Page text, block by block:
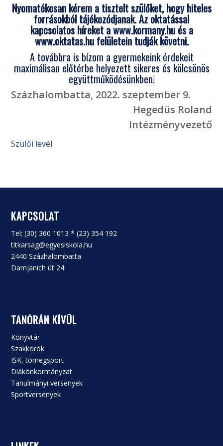
Nyomatékosan kérem a tisztelt szülőket, hogy hiteles
forrásokból tájékozódjanak. Az oktatással
kapcsolatos híreket a www.kormany.hu és a
www.oktatas.hu felületein tudják követni.
A továbbra is bízom a gyermekeink érdekeit
maximálisan előtérbe helyezett sikeres és kölcsönös
együttműködésünkben!
Százhalombatta, 2022. szeptember 9.
Hegedüs Roland
Intézményvezető
Szülői levél
KAPCSOLAT
Tel: (30) 360 1013 * (23) 354 192
titkarsag@egyesiskola.hu
2440 Százhalombatta
Damjanich út 24.
TANÓRÁN KÍVÜL
Könyvtár
Szakkörök
ISK, tömegsport
Diákönkormányzat
Tanulmányi versenyek
Sportversenyek